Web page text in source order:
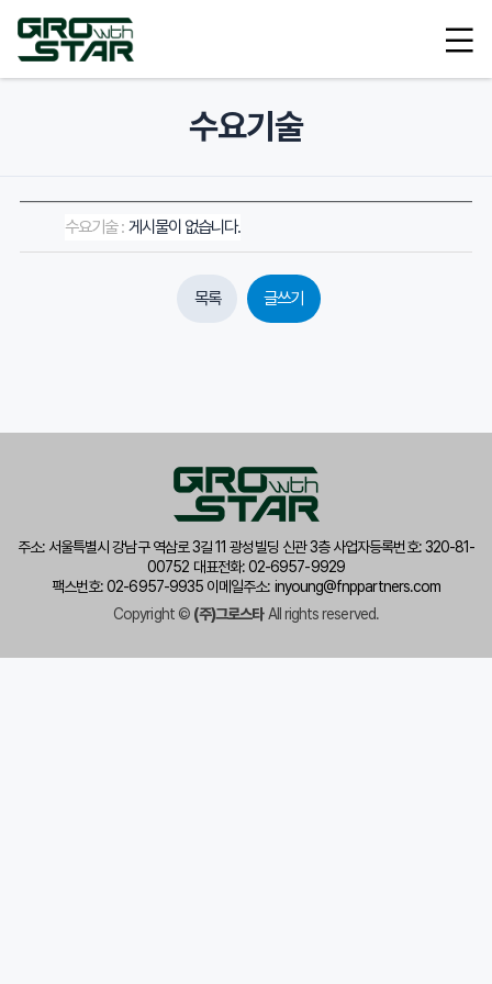
수요기술
게시물이 없습니다.
목록 글쓰기
주소: 서울특별시 강남구 역삼로 3길 11 광성빌딩 신관 3층 사업자등록번호: 320-81-
00752 대표전화: 02-6957-9929
팩스번호: 02-6957-9935 이메일주소: inyoung@fnppartners.com
Copyright © (주)그로스타All rights reserved.